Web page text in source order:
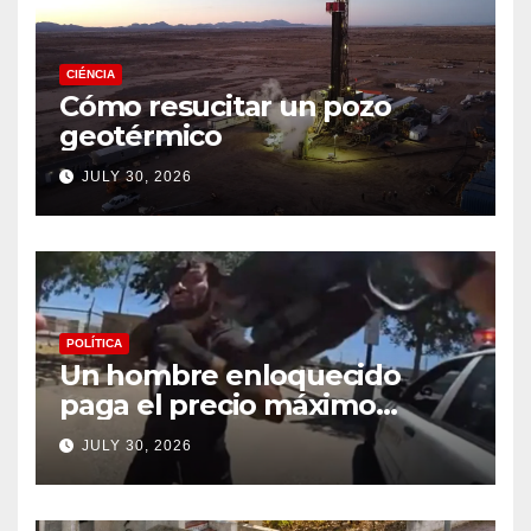
CIÉNCIA
Cómo resucitar un pozo
geotérmico
JULY 30, 2026
POLÍTICA
Un hombre enloquecido
paga el precio máximo
después de llevar un cuchillo
a un tiroteo con agentes del
condado de Los Ángeles
(VIDEO) * The Gateway
JULY 30, 2026